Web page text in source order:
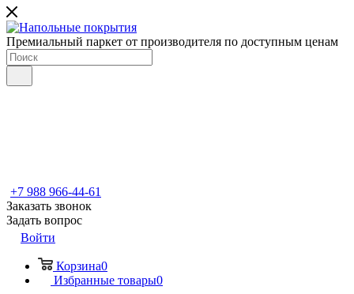
Премиальный паркет от производителя по доступным ценам
+7 988 966-44-61
Заказать звонок
Задать вопрос
Войти
Корзина0
Избранные товары0